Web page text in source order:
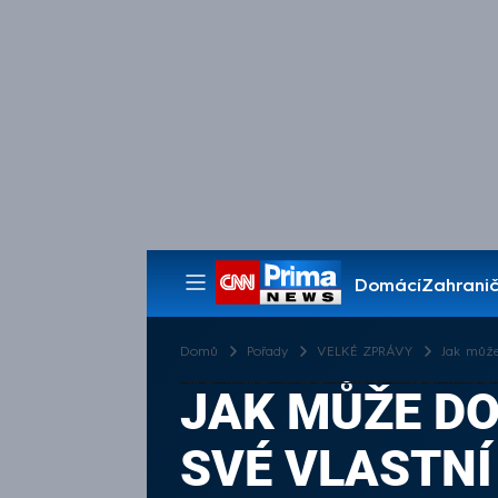
Domácí
Pořady
Domů Pořady VELKÉ ZPRÁVY Jak
JAK MŮŽE
SVÉ